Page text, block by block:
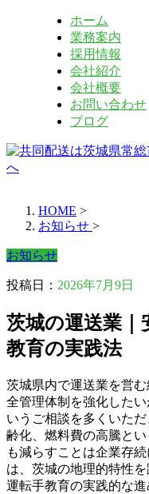
ホーム
業務案内
採用情報
会社紹介
会社概要
お問い合わせ
ブログ
HOME >
お知らせ >
お知らせ
投稿日： 2026年7月9日
茨城の運送業｜
教育の実践法
茨城県内で運送業を営
全管理体制を強化した
いうご相談を多くいた
齢化、燃料費の高騰と
も減らすことは企業存
は、茨城の地理的特性
運転手教育の実践的な